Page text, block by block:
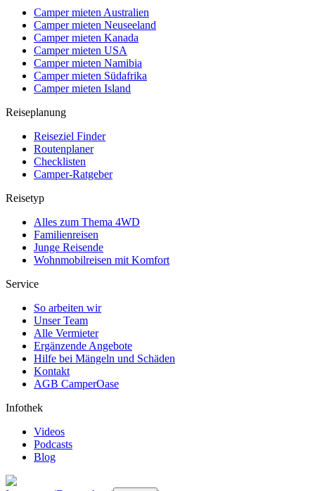
Camper mieten Australien
Camper mieten Neuseeland
Camper mieten Kanada
Camper mieten USA
Camper mieten Namibia
Camper mieten Südafrika
Camper mieten Island
Reiseplanung
Reiseziel Finder
Routenplaner
Checklisten
Camper-Ratgeber
Reisetyp
Alles zum Thema 4WD
Familienreisen
Junge Reisende
Wohnmobilreisen mit Komfort
Service
So arbeiten wir
Unser Team
Alle Vermieter
Ergänzende Angebote
Hilfe bei Mängeln und Schäden
Kontakt
AGB CamperOase
Infothek
Videos
Podcasts
Blog